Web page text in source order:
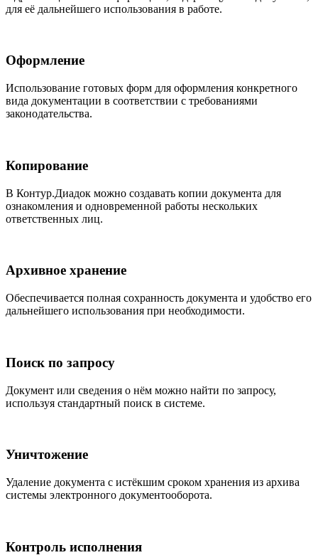
для её дальнейшего использования в работе.
Оформление
Использование готовых форм для оформления конкретного
вида документации в соответствии с требованиями
законодательства.
Копирование
В Контур.Диадок можно создавать копии документа для
ознакомления и одновременной работы нескольких
ответственных лиц.
Архивное хранение
Обеспечивается полная сохранность документа и удобство его
дальнейшего использования при необходимости.
Поиск по запросу
Документ или сведения о нём можно найти по запросу,
используя стандартный поиск в системе.
Уничтожение
Удаление документа с истёкшим сроком хранения из архива
системы электронного документооборота.
Контроль исполнения